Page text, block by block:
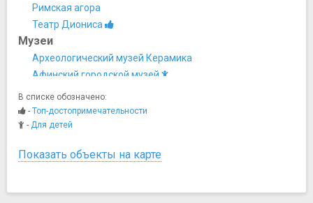
Римская агора
Театр Диониса
Музеи
Археологический музей Керамика
Афинский городской музей
Афинский музей нумизматики
Византийский и Христианский музей
Греческий детский музей
Музей войны
В списке обозначено:
- Топ-достопримечательности
- Для детей
Показать объекты на карте